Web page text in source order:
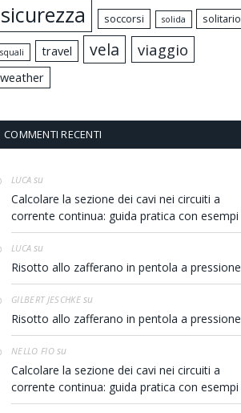
sicurezza soccorsi solida solitario
squali travel vela viaggio
weather
COMMENTI RECENTI
LUCA su
Calcolare la sezione dei cavi nei circuiti a
corrente continua: guida pratica con esempi
LUCA su
Risotto allo zafferano in pentola a pressione
GILBERT JESCHKEsu
Risotto allo zafferano in pentola a pressione
NELLO FIOsu
Calcolare la sezione dei cavi nei circuiti a
corrente continua: guida pratica con esempi